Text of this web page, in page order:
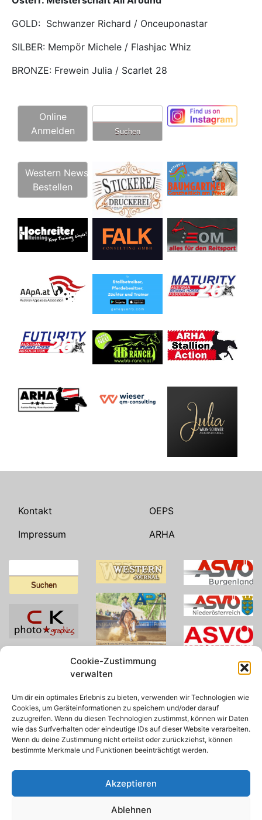
Cookie-Zustimmung
verwalten
Um dir ein optimales Erlebnis zu bieten, verwenden wir Technologien wie
Cookies, um Geräteinformationen zu speichern und/oder darauf
zuzugreifen. Wenn du diesen Technologien zustimmst, können wir Daten
wie das Surfverhalten oder eindeutige IDs auf dieser Website verarbeiten.
Wenn du deine Zustimmung nicht erteilst oder zurückziehst, können
bestimmte Merkmale und Funktionen beeinträchtigt werden.
Akzeptieren
Ablehnen
GOLD: Schwanzer Richard / Onceuponastar
SILBER: Mempör Michele / Flashjac Whiz
BRONZE: Frewein Julia / Scarlet 28
Online
Anmelden
nach:
Western News
Bestellen
Kontakt
Impressum
OEPS
ARHA
nach: